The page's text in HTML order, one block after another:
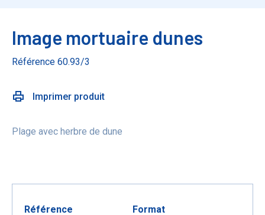
Image mortuaire dunes
Référence 60.93/3
Imprimer produit
Plage avec herbre de dune
Référence
Format